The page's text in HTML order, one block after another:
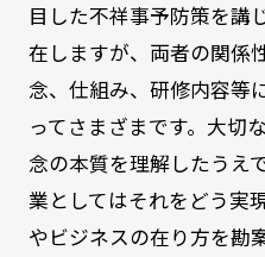
目した不祥事予防策を講
在しますが、両者の関係
念、仕組み、研修内容等
ってさまざまです。大切
念の本質を理解したうえ
業としてはそれをどう実
やビジネスの在り方を勘